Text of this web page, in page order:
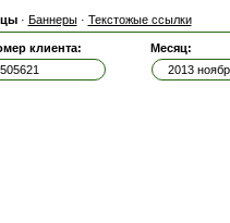
· Баннеры· Текстожые ссылки
клиента: Месяц: